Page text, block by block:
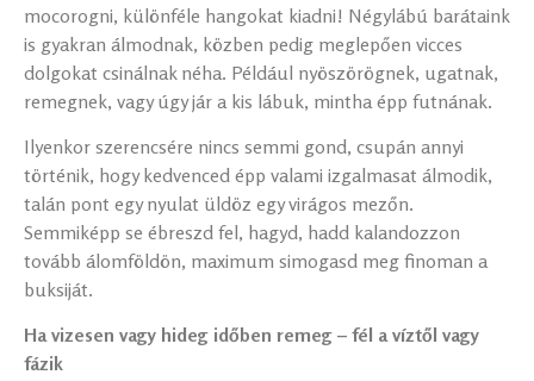
mocorogni, különféle hangokat kiadni! Négylábú barátaink
is gyakran álmodnak, közben pedig meglepően vicces
dolgokat csinálnak néha. Például nyöszörögnek, ugatnak,
remegnek, vagy úgy jár a kis lábuk, mintha épp futnának.
Ilyenkor szerencsére nincs semmi gond, csupán annyi
történik, hogy kedvenced épp valami izgalmasat álmodik,
talán pont egy nyulat üldöz egy virágos mezőn.
Semmiképp se ébreszd fel, hagyd, hadd kalandozzon
tovább álomföldön, maximum simogasd meg finoman a
buksiját.
Ha vizesen vagy hideg időben remeg – fél a víztől vagy
fázik